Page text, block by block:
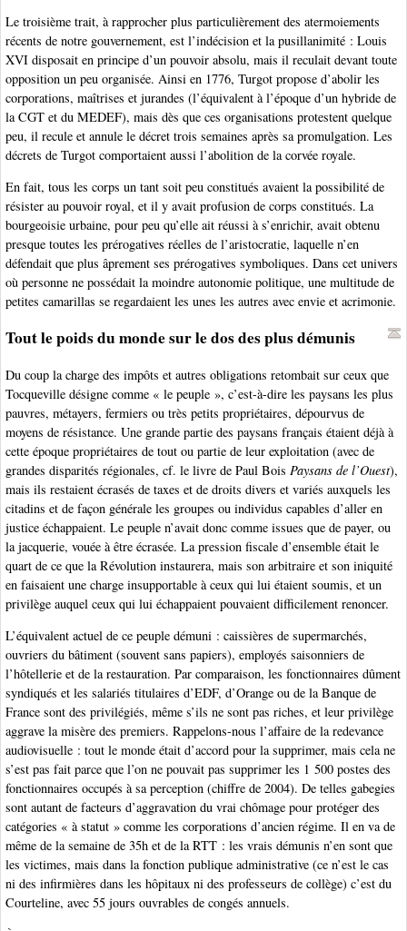
Le troisième trait, à rapprocher plus particulièrement des atermoiements
récents de notre gouvernement, est l’indécision et la pusillanimité : Louis
XVI disposait en principe d’un pouvoir absolu, mais il reculait devant toute
opposition un peu organisée. Ainsi en 1776, Turgot propose d’abolir les
corporations, maîtrises et jurandes (l’équivalent à l’époque d’un hybride de
la CGT et du MEDEF), mais dès que ces organisations protestent quelque
peu, il recule et annule le décret trois semaines après sa promulgation. Les
décrets de Turgot comportaient aussi l’abolition de la corvée royale.
En fait, tous les corps un tant soit peu constitués avaient la possibilité de
résister au pouvoir royal, et il y avait profusion de corps constitués. La
bourgeoisie urbaine, pour peu qu’elle ait réussi à s’enrichir, avait obtenu
presque toutes les prérogatives réelles de l’aristocratie, laquelle n’en
défendait que plus âprement ses prérogatives symboliques. Dans cet univers
où personne ne possédait la moindre autonomie politique, une multitude de
petites camarillas se regardaient les unes les autres avec envie et acrimonie.
Tout le poids du monde sur le dos des plus démunis
Du coup la charge des impôts et autres obligations retombait sur ceux que
Tocqueville désigne comme « le peuple », c’est-à-dire les paysans les plus
pauvres, métayers, fermiers ou très petits propriétaires, dépourvus de
moyens de résistance. Une grande partie des paysans français étaient déjà à
cette époque propriétaires de tout ou partie de leur exploitation (avec de
grandes disparités régionales, cf. le livre de Paul Bois Paysans de l’Ouest),
mais ils restaient écrasés de taxes et de droits divers et variés auxquels les
citadins et de façon générale les groupes ou individus capables d’aller en
justice échappaient. Le peuple n’avait donc comme issues que de payer, ou
la jacquerie, vouée à être écrasée. La pression fiscale d’ensemble était le
quart de ce que la Révolution instaurera, mais son arbitraire et son iniquité
en faisaient une charge insupportable à ceux qui lui étaient soumis, et un
privilège auquel ceux qui lui échappaient pouvaient difficilement renoncer.
L’équivalent actuel de ce peuple démuni : caissières de supermarchés,
ouvriers du bâtiment (souvent sans papiers), employés saisonniers de
l’hôtellerie et de la restauration. Par comparaison, les fonctionnaires dûment
syndiqués et les salariés titulaires d’EDF, d’Orange ou de la Banque de
France sont des privilégiés, même s’ils ne sont pas riches, et leur privilège
aggrave la misère des premiers. Rappelons-nous l’affaire de la redevance
audiovisuelle : tout le monde était d’accord pour la supprimer, mais cela ne
s’est pas fait parce que l’on ne pouvait pas supprimer les 1 500 postes des
fonctionnaires occupés à sa perception (chiffre de 2004). De telles gabegies
sont autant de facteurs d’aggravation du vrai chômage pour protéger des
catégories « à statut » comme les corporations d’ancien régime. Il en va de
même de la semaine de 35h et de la RTT : les vrais démunis n’en sont que
les victimes, mais dans la fonction publique administrative (ce n’est le cas
ni des infirmières dans les hôpitaux ni des professeurs de collège) c’est du
Courteline, avec 55 jours ouvrables de congés annuels.